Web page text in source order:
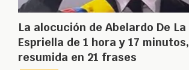
La alocución de Abelardo De La
Espriella de 1 hora y 17 minutos,
resumida en 21 frases